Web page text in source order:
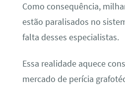
Como consequência,
estão paralisados no
falta desses especialistas.
Essa realidade aquece
mercado de perícia